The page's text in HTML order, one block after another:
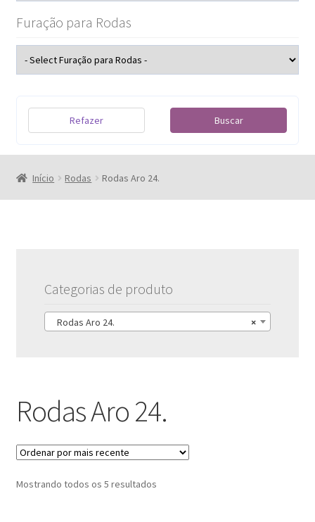
Furação para Rodas
Buscar
Refazer
Início Rodas Rodas Aro 24.
Rodas Aro 24.
Mostrando todos os 5 resultadosClassificado
Categorias de produto
×
Rodas Aro 24.